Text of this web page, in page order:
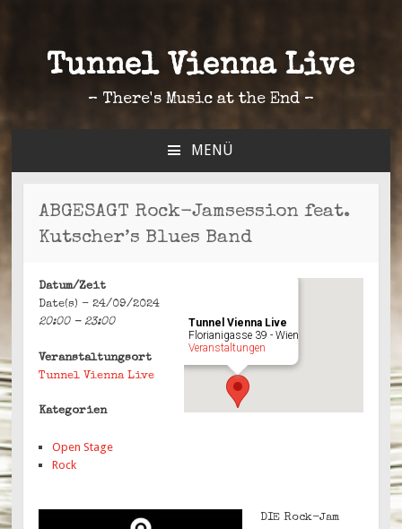
Tunnel Vienna Live
– There's Music at the End –
MENÜ
SPRINGEN
ABGESAGT Rock-Jamsession feat.
Kutscher’s Blues Band
Tunnel Vienna Live
Florianigasse 39 - Wien
Veranstaltungen
Datum/Zeit
Date(s) - 24/09/2024
20:00 - 23:00
Veranstaltungsort
Tunnel Vienna Live
Kategorien
Open Stage
Rock
DIE Rock-Jam